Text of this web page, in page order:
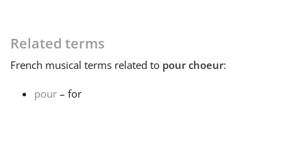
Français
Related terms
French musical terms related to pour choeur:
pour – for